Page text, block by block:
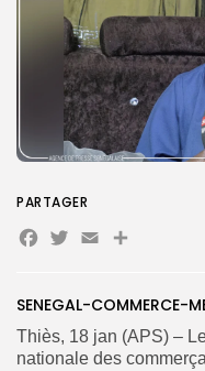
Search
for:
SENEGAL-COMMERCE-
Thiès, 18 jan (APS) –
nationale des
PARTAGER
Facebook
Twitter
Email